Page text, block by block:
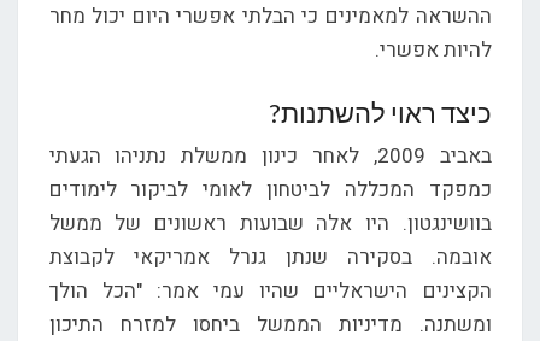
ההשראה למאמינים כי הבלתי אפשרי היום יכול מחר
להיות אפשרי.
כיצד ראוי להשתנות?
באביב 2009, לאחר כינון ממשלת נתניהו הגעתי
כמפקד המכללה לביטחון לאומי לביקור לימודים
בוושינגטון. היו אלה שבועות ראשונים של ממשל
אובמה. בסקירה שנתן גנרל אמריקאי לקבוצת
הקצינים הישראליים שהיו עמי אמר: "הכל הולך
ומשתנה. מדיניות הממשל ביחסו למזרח התיכון